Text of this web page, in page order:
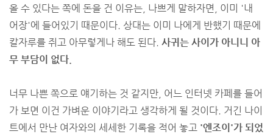
올 수 있다는 쪽에 돈을 건 이유는, 나쁘게 말하자면, 이미 '내
어장'에 들어있기 때문이다. 상대는 이미 나에게 반했기 때문에
칼자루를 쥐고 아무렇게나 해도 된다. 사귀는 사이가 아니니 아
무 부담이 없다.
너무 나쁜 쪽으로 얘기하는 것 같지만, 어느 인터넷 카페를 들어
가 보면 이건 가벼운 이야기라고 생각하게 될 것이다. 거긴 나이
트에서 만난 여자와의 세세한 기록을 적어 놓고 '엔조이'가 되었